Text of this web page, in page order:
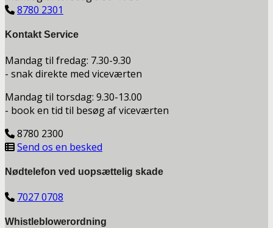
8780 2301
Kontakt Service
Mandag til fredag: 7.30-9.30
- snak direkte med viceværten
Mandag til torsdag: 9.30-13.00
- book en tid til besøg af viceværten
8780 2300
Send os en besked
Nødtelefon ved uopsættelig skade
7027 0708
Whistleblowerordning